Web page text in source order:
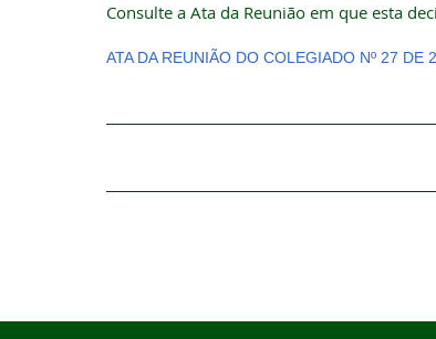
Consulte a Ata da Reunião em que esta
ATA DA REUNIÃO DO COLEGIADO Nº 27 DE